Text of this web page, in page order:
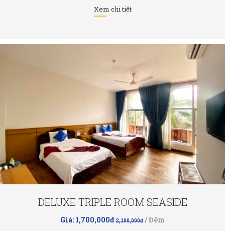
Xem chi tiết
DELUXE TRIPLE ROOM SEASIDE
Giá: 1,700,000đ2,100,000đ / Đêm